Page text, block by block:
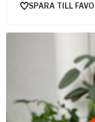
SPARA TILL